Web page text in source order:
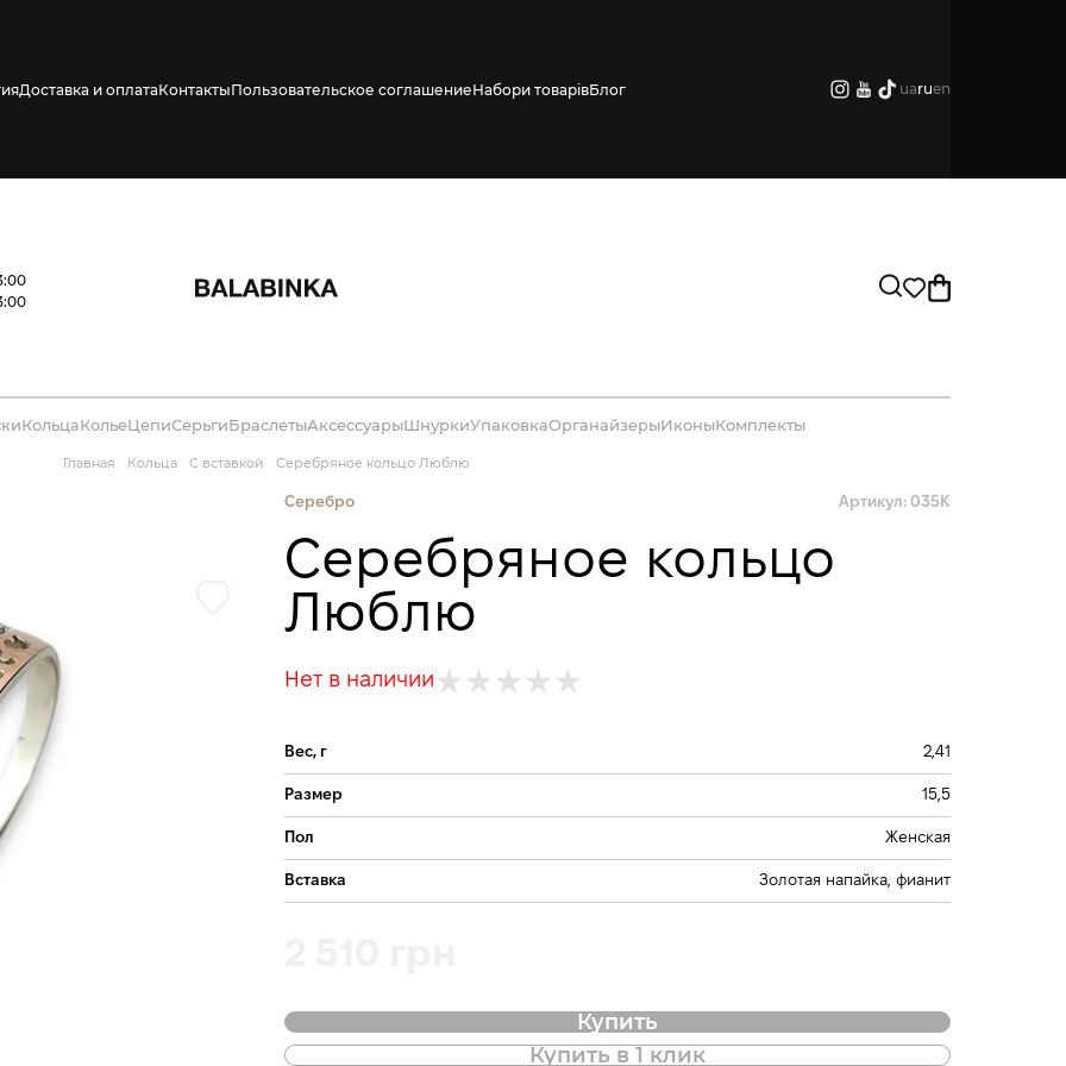
Доставка и оплатаКонтактыПользовательское соглашениеНабори товарівБлог uaruen
КольцаКольеЦепиСерьгиБраслетыАксессуарыШнуркиУпаковкаОрганайзерыИконыКомплекты
Главная Кольца С вставкой Серебряное кольцо Люблю
Серебро Артикул: 035К
Серебряное кольцо
Люблю
Нет в наличии
Вес, г 2,41
Размер 15,5
Пол Женская
Вставка Золотая напайка, фианит
Купить
Купить в 1 клик